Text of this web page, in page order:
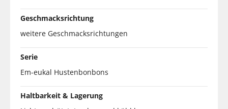
Geschmacksrichtung
weitere Geschmacksrichtungen
Serie
Em-eukal Hustenbonbons
Haltbarkeit & Lagerung